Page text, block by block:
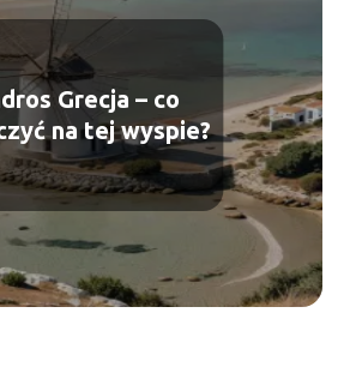
Grecja – co
na tej wyspie?